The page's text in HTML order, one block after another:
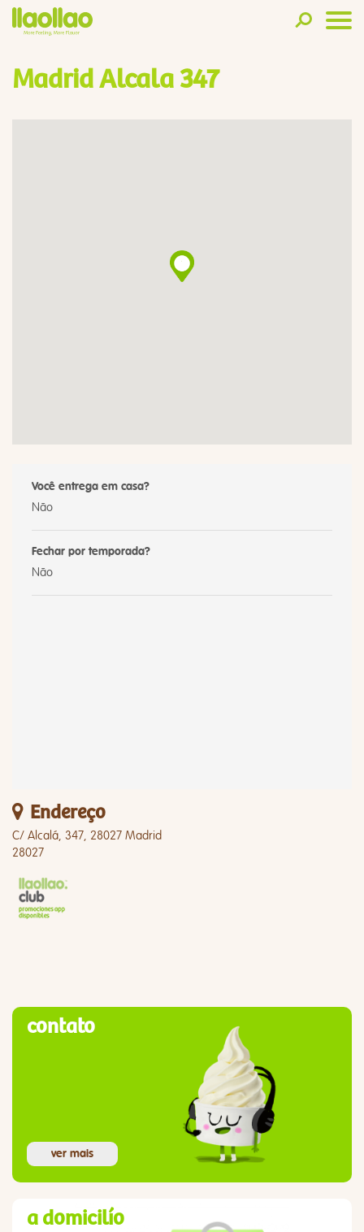
Madrid Alcala 347
Você entrega em casa?
Não
Fechar por temporada?
Não
Endereço
C/ Alcalá, 347, 28027 Madrid
28027
contato
ver mais
a domicilío